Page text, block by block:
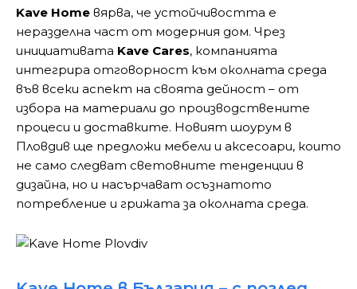
Kave Home вярва, че устойчивостта е
неразделна част от модерния дом. Чрез
инициативата Kave Cares, компанията
интегрира отговорност към околната среда
във всеки аспект на своята дейност – от
избора на материали до производствените
процеси и доставките. Новият шоурум в
Пловдив ще предложи мебели и аксесоари, които
не само следват световните тенденции в
дизайна, но и насърчават осъзнатото
потребление и грижата за околната среда.